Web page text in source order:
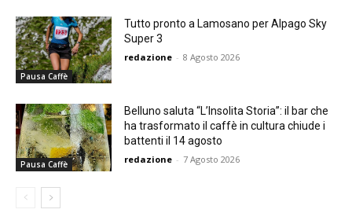
Pausa Caffè
Tutto pronto a Lamosano per Alpago Sky
Super 3
redazione - 8 Agosto 2026
Pausa Caffè
Belluno saluta “L’Insolita Storia”: il bar che
ha trasformato il caffè in cultura chiude i
battenti il 14 agosto
redazione - 7 Agosto 2026